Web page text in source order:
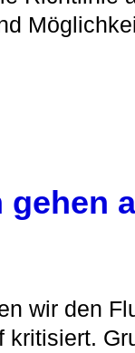
wir den